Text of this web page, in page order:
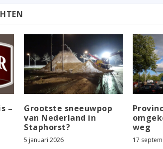
–
Grootste sneeuwpop
van Nederland in
Staphorst?
5 januari 2026
weg
17